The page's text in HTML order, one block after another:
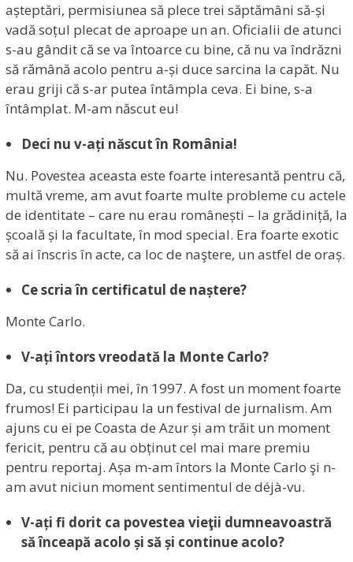
așteptări, permisiunea să plece trei săptămâni să-și
vadă soțul plecat de aproape un an. Oficialii de atunci
s-au gândit că se va întoarce cu bine, că nu va îndrăzni
să rămână acolo pentru a-și duce sarcina la capăt. Nu
erau griji că s-ar putea întâmpla ceva. Ei bine, s-a
întâmplat. M-am născut eu!
Deci nu v-ați născut în România!
Nu. Povestea aceasta este foarte interesantă pentru că,
multă vreme, am avut foarte multe probleme cu actele
de identitate – care nu erau românești – la grădiniță, la
școală și la facultate, în mod special. Era foarte exotic
să ai înscris în acte, ca loc de naştere, un astfel de oraș.
Ce scria în certificatul de naștere?
Monte Carlo.
V-ați întors vreodată la Monte Carlo?
Da, cu studenții mei, în 1997. A fost un moment foarte
frumos! Ei participau la un festival de jurnalism. Am
ajuns cu ei pe Coasta de Azur și am trăit un moment
fericit, pentru că au obținut cel mai mare premiu
pentru reportaj. Așa m-am întors la Monte Carlo şi n-
am avut niciun moment sentimentul de déjà-vu.
V-ați fi dorit ca povestea vieţii dumneavoastră
să înceapă acolo și să și continue acolo?